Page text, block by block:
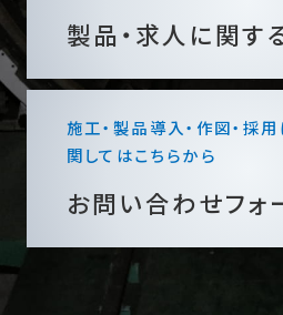
製品・求人に関す
施工・製品導入・作図・採用
関してはこちらから
お問い合わせフォ